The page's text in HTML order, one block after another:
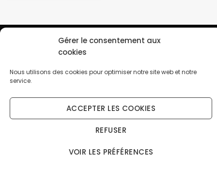
Gérer le consentement aux
cookies
Nous utilisons des cookies pour optimiser notre site web et notre
service.
ACCEPTER LES COOKIES
REFUSER
VOIR LES PRÉFÉRENCES
Copyright 2026 © OrusBijoux Tous droits réservés
BP90032, 13600 La Ciotat, France - Téléphone : 09.75.23.60.62
↩️ Renoncer au contrat ici
Droit de rétractation (14 jours) — gratuit, sans connexion